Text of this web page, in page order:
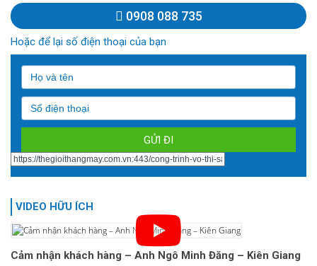
0908 088 735
Hoặc để lại số điện thoại của bạn
VIDEO HỮU ÍCH
Cảm nhận khách hàng – Anh Ngô Minh Đăng – Kiên Giang